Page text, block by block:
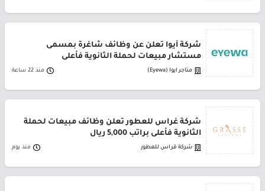
شركة أيوا تعلن عن وظائف شاغرة بمسمى
مستشار مبيعات لحملة الثانوية فأعلى
متاجر ايوا (Eyewa) منذ 22 ساعة
شركة غراس للعطور تعلن وظائف مبيعات لحملة
الثانوية فأعلى براتب 5,000 ريال
شركة قراس للعطور منذ يوم